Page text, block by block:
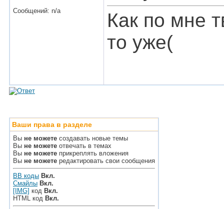
Сообщений: n/a
Как по мне
то уже(
Ваши права в разделе
Вы не можете создавать новые темы
Вы не можете отвечать в темах
Вы не можете прикреплять вложения
Вы не можете редактировать свои сообщения
BB коды Вкл.
Смайлы Вкл.
[IMG] код Вкл.
HTML код Вкл.